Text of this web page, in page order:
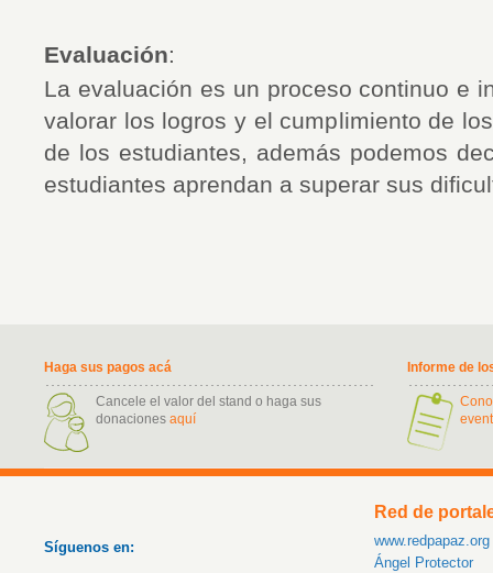
Evaluación:
La evaluación es un proceso continuo e
valorar los logros y el cumplimiento de
de los estudiantes, además podemos
estudiantes aprendan a superar sus
Haga sus pagos acá
Cancele el valor del stand o haga sus
donaciones aquí
Informe de
Síguenos en:
Red de
www.redpapaz.org
Ángel Protector